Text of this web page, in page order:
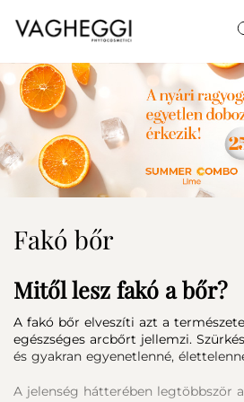
Fakó bőr
Mitől lesz fakó a bőr?
A fakó bőr elveszíti azt a
egészséges arcbőrt jellemzi.
és gyakran egyenetlenné,
A jelenség hátterében legtöbbször